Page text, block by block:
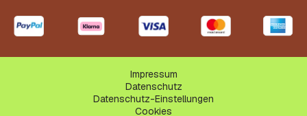
Impressum
Datenschutz
Datenschutz-Einstellungen
Cookies